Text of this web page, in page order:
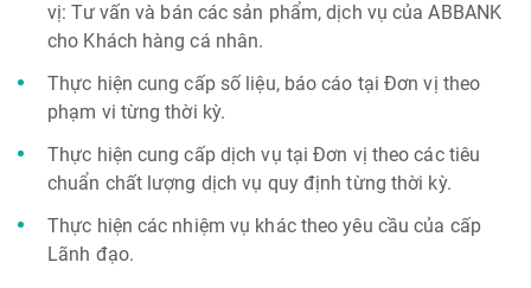
vị: Tư vấn và bán các sản phẩm, dịch vụ của ABBANK
cho Khách hàng cá nhân.
Thực hiện cung cấp số liệu, báo cáo tại Đơn vị theo
phạm vi từng thời kỳ.
Thực hiện cung cấp dịch vụ tại Đơn vị theo các tiêu
chuẩn chất lượng dịch vụ quy định từng thời kỳ.
Thực hiện các nhiệm vụ khác theo yêu cầu của cấp
Lãnh đạo.